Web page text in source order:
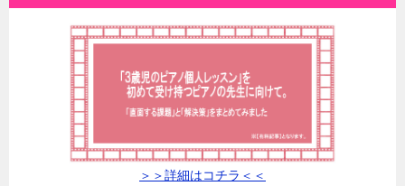
＞＞詳細はコチラ＜＜